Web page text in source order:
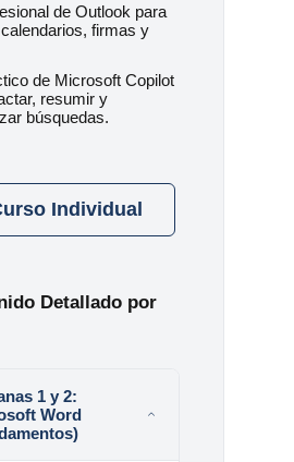
de Outlook para
firmas y
de Microsoft Copilot
resumir y
búsquedas.
Individual
Detallado por
1 y 2:
Word